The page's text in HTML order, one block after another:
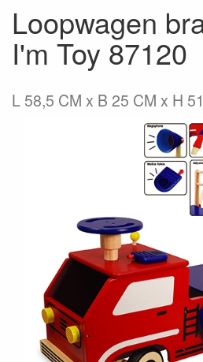
Loopwagen
I'm Toy 87120
L 58,5 CM x B 25 CM x H